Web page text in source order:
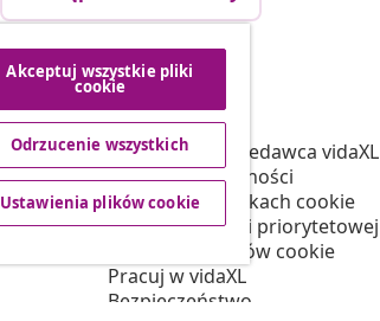
vidaXL
O nas
Regulamin Sprzedawca vidaXL
Polityka prywatności
Informacja o plikach cookie
Warunki wysyłki priorytetowej
Ustawienia plików cookie
Pracuj w vidaXL
Bezpieczeństwo
Akceptuj wszystkie pliki
cookie
Odrzucenie wszystkich
Ustawienia plików cookie